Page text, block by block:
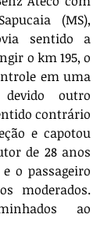
(MS),
sentido a
o km 195, o
em uma
outro
contrário
e capotou
de 28 anos
o passageiro
moderados.
ao